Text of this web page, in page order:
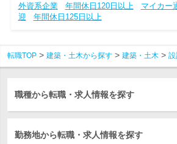
外資系企業
年間休日120日以上 マイカー
迎
年間休日125日以上
転職TOP 建築・土木から探す 建築・土木
職種から転職・求人情報を探す
勤務地から転職・求人情報を探す